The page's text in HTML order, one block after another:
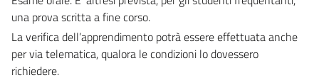
una prova scritta a fine corso.
La verifica dell’apprendimento potrà essere effettuata anche
per via telematica, qualora le condizioni lo dovessero
richiedere.